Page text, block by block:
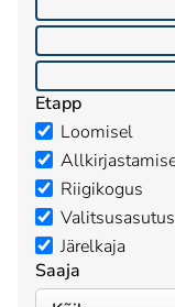
Etapp
Loomisel
Riigikogus
Järelkaja
Saaja